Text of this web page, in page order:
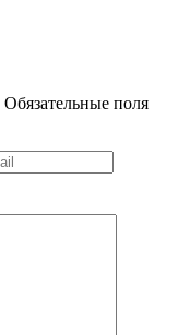
Обязательные поля